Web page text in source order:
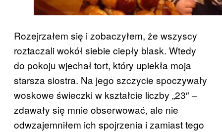
Rozejrzałem się i zobaczyłem, że wszyscy
roztaczali wokół siebie ciepły blask. Wtedy
do pokoju wjechał tort, który upiekła moja
starsza siostra. Na jego szczycie spoczywały
woskowe świeczki w kształcie liczby „23″ –
zdawały się mnie obserwować, ale nie
odwzajemniłem ich spojrzenia i zamiast tego